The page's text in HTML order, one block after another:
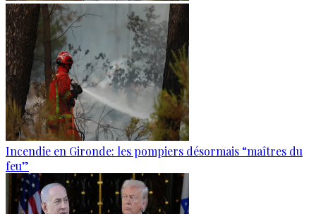
Incendie en Gironde: les pompiers désormais “maîtres du
feu”